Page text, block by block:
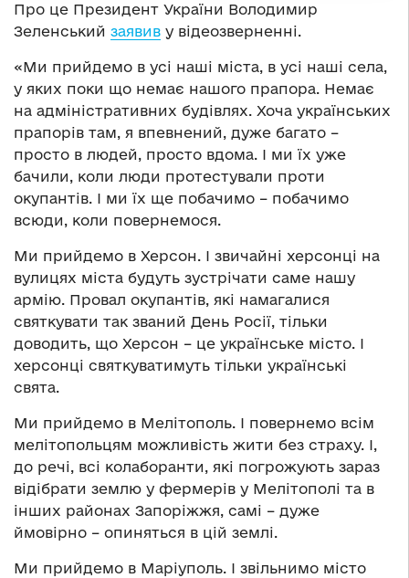
Про це Президент України Володимир
Зеленський заявив у відеозверненні.
«Ми прийдемо в усі наші міста, в усі наші села,
у яких поки що немає нашого прапора. Немає
на адміністративних будівлях. Хоча українських
прапорів там, я впевнений, дуже багато –
просто в людей, просто вдома. І ми їх уже
бачили, коли люди протестували проти
окупантів. І ми їх ще побачимо – побачимо
всюди, коли повернемося.
Ми прийдемо в Херсон. І звичайні херсонці на
вулицях міста будуть зустрічати саме нашу
армію. Провал окупантів, які намагалися
святкувати так званий День Росії, тільки
доводить, що Херсон – це українське місто. І
херсонці святкуватимуть тільки українські
свята.
Ми прийдемо в Мелітополь. І повернемо всім
мелітопольцям можливість жити без страху. І,
до речі, всі колаборанти, які погрожують зараз
відібрати землю у фермерів у Мелітополі та в
інших районах Запоріжжя, самі – дуже
ймовірно – опиняться в цій землі.
Ми прийдемо в Маріуполь. І звільнимо місто